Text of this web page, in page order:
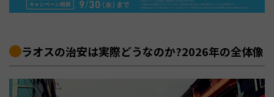
ラオスの治安は実際どうなのか?2026年の全体像